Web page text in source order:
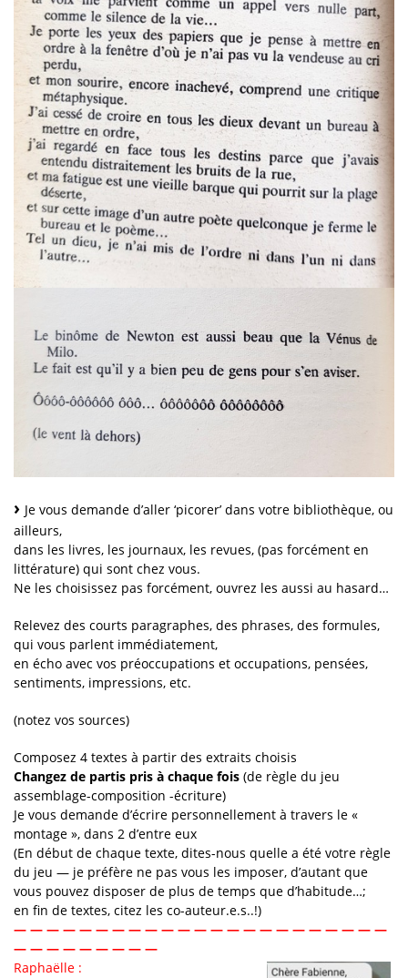
› Je vous demande d’aller ‘picorer’ dans votre bibliothèque, ou
ailleurs,
dans les livres, les journaux, les revues, (pas forcément en
littérature) qui sont chez vous.
Ne les choisissez pas forcément, ouvrez les aussi au hasard…
Relevez des courts paragraphes, des phrases, des formules,
qui vous parlent immédiatement,
en écho avec vos préoccupations et occupations, pensées,
sentiments, impressions, etc.
(notez vos sources)
Composez 4 textes à partir des extraits choisis
Changez de partis pris à chaque fois (de règle du jeu
assemblage-composition -écriture)
Je vous demande d’écrire personnellement à travers le «
montage », dans 2 d’entre eux
(En début de chaque texte, dites-nous quelle a été votre règle
du jeu — je préfère ne pas vous les imposer, d’autant que
vous pouvez disposer de plus de temps que d’habitude…;
en fin de textes, citez les co-auteur.e.s..!)
— — — — — — — — — — — — — — — — — — — — — — —
— — — — — — — — —
Raphaëlle :